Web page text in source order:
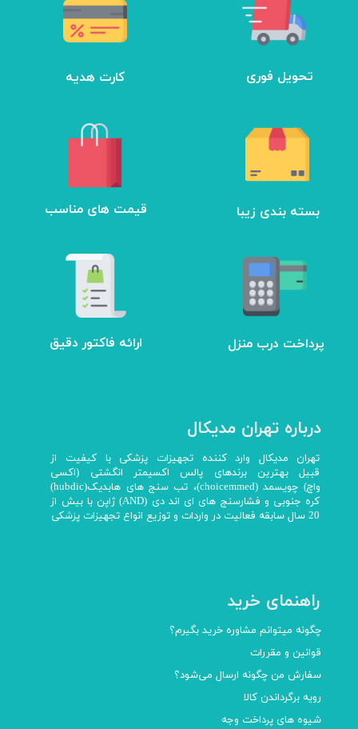
تحویل فوری کارت هدیه
​قیمت های مناسب بسته بندی زیبا
ارائه فاکتور دقیق پرداخت درب منزل
درباره تهران مدیکال
تهران مدیکال وارد کننده تجهیزات پزشکی با کیفیت از
قبیل بهترین برندهای پالس اکسیمتر انگشتی (اکسی
واچ) چویسمد (choicemmed)، تب سنج های هابدیک(hubdic)
کره جنوبی و فشارسنج های ای اند دی (AND) ژاپن با بیش از
20 سال سابقه فعالیت در واردات و توزیع انواع تجهیزات پزشکی
راهنمای خرید
چگونه میتوانم مشاوره خرید بگیرم؟
قوانین و مقررات
سفارش من چگونه ارسال می‌شود؟
رویه برگرداندن کالا
شیوه های پرداخت وجه